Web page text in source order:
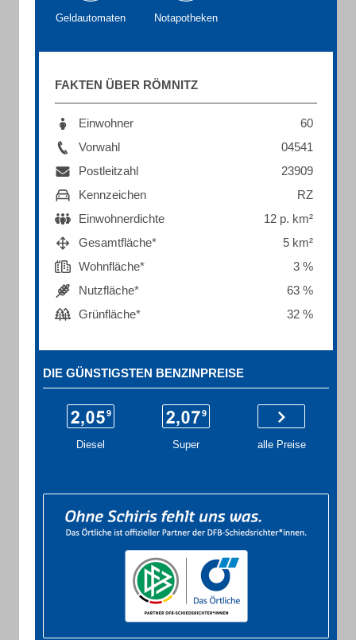
Geldautomaten Notapotheken
FAKTEN ÜBER RÖMNITZ
Einwohner
60
Vorwahl
04541
Postleitzahl
23909
Kennzeichen
RZ
Einwohnerdichte
12 p. km²
Gesamtfläche*
5 km²
Wohnfläche*
3 %
Nutzfläche*
63 %
Grünfläche*
32 %
DIE GÜNSTIGSTEN BENZINPREISE
Diesel Super alle Preise